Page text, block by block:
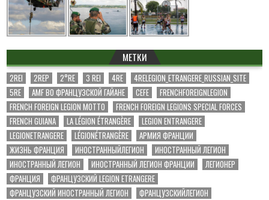
МЕТКИ
2REI 2REP 2°RE 3 REI 4RE
4RELEGION_ETRANGERE_RUSSIAN_SITE
5RE
AMF ВО ФРАНЦУЗСКОЙ ГАЙАНЕ CEFE
FRENCHFOREIGNLEGION
FRENCH FOREIGN LEGION MOTTO
FRENCH FOREIGN LEGIONS SPECIAL FORCES
FRENCH GUIANA
LA LÉGION ÉTRANGÈRE
LEGION ENTRANGERE
LEGIONETRANGERE
LÉGIONÉTRANGÈRE
АРМИЯ ФРАНЦИИ
ЖИЗНЬ ФРАНЦИЯ
ИНОСТРАННЫЙЛЕГИОН
ИНОСТРАННЫЙ ЛЕГИОН
ИНОСТРАННЫЙ ЛЕГИОН
ИНОСТРАННЫЙ ЛЕГИОН ФРАНЦИИ
ЛЕГИОНЕР
ФРАНЦИЯ
ФРАНЦУЗСКИЙ LEGION ETRANGERE
ФРАНЦУЗСКИЙ ИНОСТРАННЫЙ ЛЕГИОН
ФРАНЦУЗСКИЙЛЕГИОН